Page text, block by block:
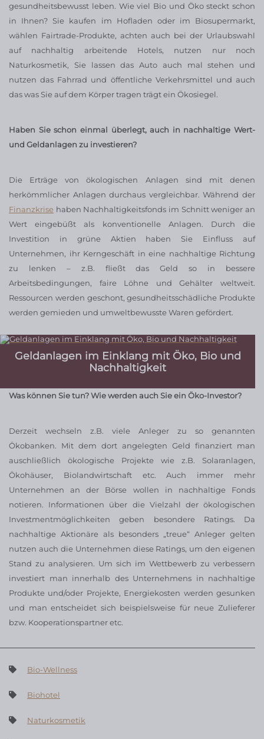
gesundheitsbewusst leben. Wie viel Bio und Öko steckt schon
in Ihnen? Sie kaufen im Hofladen oder im Biosupermarkt,
wählen Fairtrade-Produkte, achten auch bei der Urlaubswahl
auf nachhaltig arbeitende Hotels, nutzen nur noch
Naturkosmetik, Sie lassen das Auto auch mal stehen und
nutzen das Fahrrad und öffentliche Verkehrsmittel und auch
das was Sie auf dem Körper tragen trägt ein Ökosiegel.
Haben Sie schon einmal überlegt, auch in nachhaltige Wert-
und Geldanlagen zu investieren?
Die Erträge von ökologischen Anlagen sind mit denen
herkömmlicher Anlagen durchaus vergleichbar. Während der
Finanzkrise haben Nachhaltigkeitsfonds im Schnitt weniger an
Wert eingebüßt als konventionelle Anlagen. Durch die
Investition in grüne Aktien haben Sie Einfluss auf
Unternehmen, ihr Kerngeschäft in eine nachhaltige Richtung
zu lenken – z.B. fließt das Geld so in bessere
Arbeitsbedingungen, faire Löhne und Gehälter weltweit.
Ressourcen werden geschont, gesundheitsschädliche Produkte
werden gemieden und umweltbewusste Waren gefördert.
Geldanlagen im Einklang mit Öko, Bio und
Nachhaltigkeit
Was können Sie tun?Wie werden auch Sie ein Öko-Investor?
Derzeit wechseln z.B. viele Anleger zu so genannten
Ökobanken. Mit dem dort angelegten Geld finanziert man
auschließlich ökologische Projekte wie z.B. Solaranlagen,
Ökohäuser, Biolandwirtschaft etc. Auch immer mehr
Unternehmen an der Börse wollen in nachhaltige Fonds
notieren. Informationen über die Vielzahl der ökologischen
Investmentmöglichkeiten geben besondere Ratings. Da
nachhaltige Aktionäre als besonders „treue“ Anleger gelten
nutzen auch die Unternehmen diese Ratings, um den eigenen
Stand zu analysieren. Um sich im Wettbewerb zu verbessern
investiert man innerhalb des Unternehmens in nachhaltige
Produkte und/oder Projekte, Energiekosten werden gesunken
und man entscheidet sich beispielsweise für neue Zulieferer
bzw. Kooperationspartner etc.
Bio-Wellness
Biohotel
Naturkosmetik